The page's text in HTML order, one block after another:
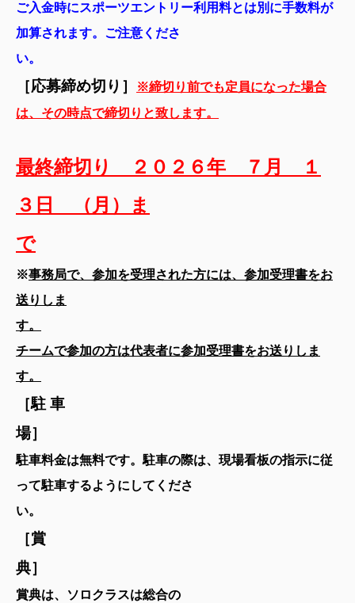
ご入金時にスポーツエントリー利用料とは別に手数料が
加算されます。ご注意くださ
い
［応募締め切り］
※締切り前でも定員になった場合
は、その時点で締切りと致します。
最終締切り ２０２６年 ７月 １
３日 （月）ま
で
※事務局で、参加を受理された方には、参加受理書をお
送りしま
す。
チームで参加の方は代表者に参加受理書をお送りしま
す。
［駐 車
駐車料金は無料です。駐車の際は、現場看板の指示に従
って駐車するようにしてくださ
い
［賞
賞典は、ソロクラスは総合の